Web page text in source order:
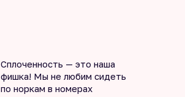
Сплоченность — это наша
фишка! Мы не любим сидеть
по норкам в номерах